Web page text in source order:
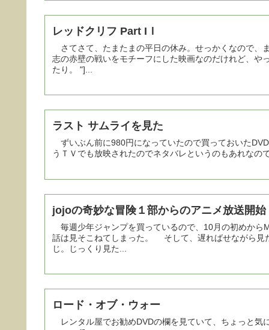
レッドクリフ Part IＩ
さてさて、たまたまの平日の休み。せっかくなので
志の赤壁の戦いをモチーフにした映画なのだけれど、や
たり。 "]...
ラスト サムライを見た
ずいぶん前に980円になっていたので買っておいた
うＴＶでも放映されたのでネタバレというのもあれなの
jojoの奇妙な冒険１部からのアニメ放送開始
毎週少年ジャンプを買っているので、10月の初めから
話は見そこねてしまった。 そして、遅ればせながら見
じ。じっくり見た...
ロード・オブ・ウォー
レンタル屋でお勧めDVDの欄を見ていて、ちょっと気